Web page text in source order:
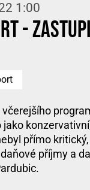
1:00
jako
přímo
příjmy a